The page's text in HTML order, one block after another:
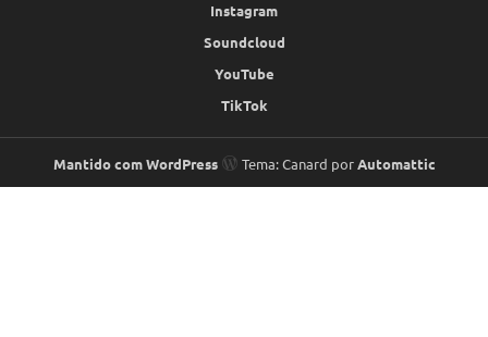
Instagram
Soundcloud
YouTube
TikTok
Mantido com WordPress Tema: Canard porAutomattic